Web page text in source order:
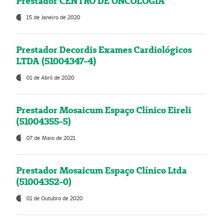
15 de Janeiro de 2020
Prestador Decordis Exames Cardiológicos
LTDA (51004347-4)
01 de Abril de 2020
Prestador Mosaicum Espaço Clínico Eireli
(51004355-5)
07 de Maio de 2021
Prestador Mosaicum Espaço Clínico Ltda
(51004352-0)
01 de Outubro de 2020